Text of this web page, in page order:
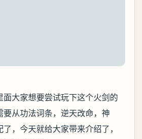
面大家想要尝试玩下这个火剑的
要从功法词条，逆天改命，神
，今天就给大家带来介绍了，